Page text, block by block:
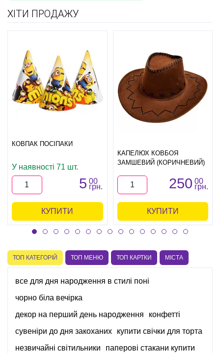
ХІТИ ПРОДАЖУ
КОВПАК ПОСІПАКИ
У наявності 71 шт.
5 00
грн.
КУПИТИ
КАПЕЛЮХ КОВБОЯ
ЗАМШЕВИЙ (КОРИЧНЕВИЙ)
250 00
грн.
КУПИТИ
ТОП КАТЕГОРІЙ ТОП МЕНЮ ТОП КАРТКИ МІСТА
все для дня народження в стилі поні
чорно біла вечірка
декор на перший день народження
конфетті
сувеніри до дня закоханих
купити свічки для торта
незвичайні світильники
паперові стакани купити